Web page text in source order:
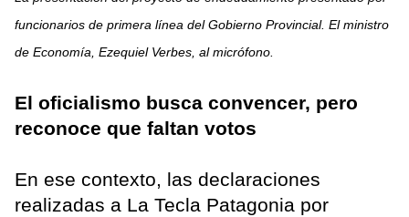
funcionarios de primera línea del Gobierno Provincial. El ministro
de Economía, Ezequiel Verbes, al micrófono.
El oficialismo busca convencer, pero
reconoce que faltan votos
En ese contexto, las declaraciones
realizadas a La Tecla Patagonia por